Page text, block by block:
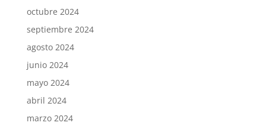
octubre 2024
septiembre 2024
agosto 2024
junio 2024
mayo 2024
abril 2024
marzo 2024